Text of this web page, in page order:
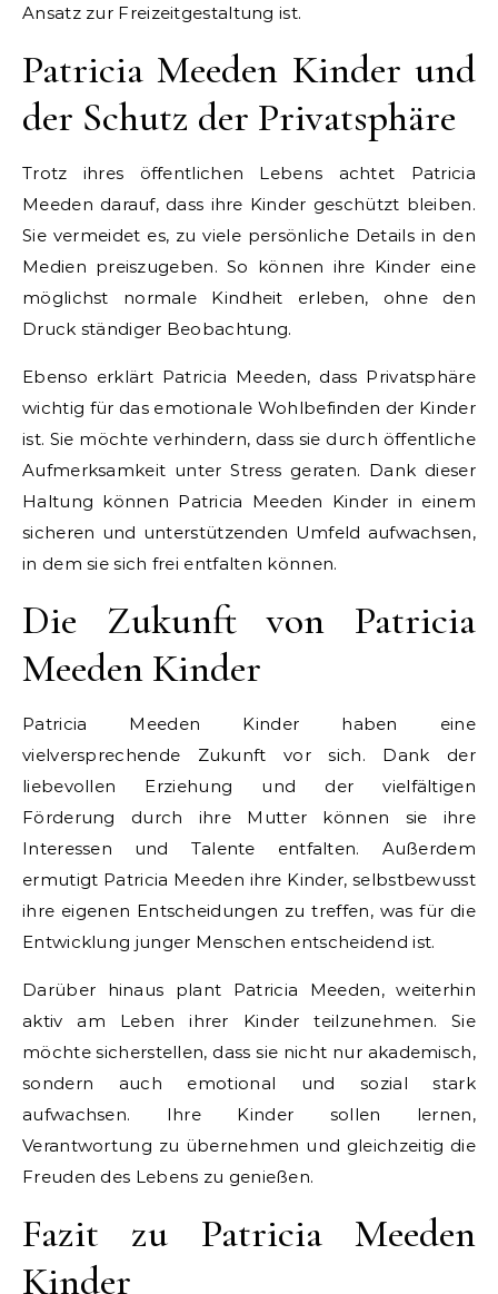
Ansatz zur Freizeitgestaltung ist.
Patricia Meeden Kinder und
der Schutz der Privatsphäre
Trotz ihres öffentlichen Lebens achtet Patricia
Meeden darauf, dass ihre Kinder geschützt bleiben.
Sie vermeidet es, zu viele persönliche Details in den
Medien preiszugeben. So können ihre Kinder eine
möglichst normale Kindheit erleben, ohne den
Druck ständiger Beobachtung.
Ebenso erklärt Patricia Meeden, dass Privatsphäre
wichtig für das emotionale Wohlbefinden der Kinder
ist. Sie möchte verhindern, dass sie durch öffentliche
Aufmerksamkeit unter Stress geraten. Dank dieser
Haltung können Patricia Meeden Kinder in einem
sicheren und unterstützenden Umfeld aufwachsen,
in dem sie sich frei entfalten können.
Die Zukunft von Patricia
Meeden Kinder
Patricia Meeden Kinder haben eine
vielversprechende Zukunft vor sich. Dank der
liebevollen Erziehung und der vielfältigen
Förderung durch ihre Mutter können sie ihre
Interessen und Talente entfalten. Außerdem
ermutigt Patricia Meeden ihre Kinder, selbstbewusst
ihre eigenen Entscheidungen zu treffen, was für die
Entwicklung junger Menschen entscheidend ist.
Darüber hinaus plant Patricia Meeden, weiterhin
aktiv am Leben ihrer Kinder teilzunehmen. Sie
möchte sicherstellen, dass sie nicht nur akademisch,
sondern auch emotional und sozial stark
aufwachsen. Ihre Kinder sollen lernen,
Verantwortung zu übernehmen und gleichzeitig die
Freuden des Lebens zu genießen.
Fazit zu Patricia Meeden
Kinder